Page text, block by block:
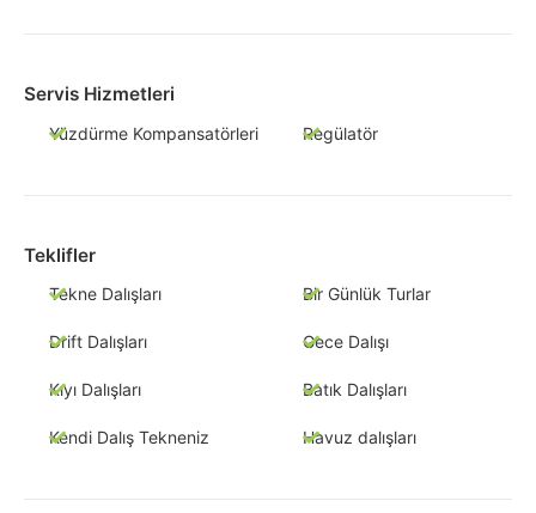
Servis Hizmetleri
Yüzdürme Kompansatörleri Regülatör
Teklifler
Tekne Dalışları Bir Günlük Turlar
Drift Dalışları Gece Dalışı
Kıyı Dalışları Batık Dalışları
Kendi Dalış Tekneniz Havuz dalışları